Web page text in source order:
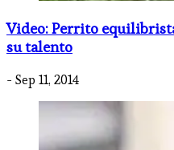
Video: Perrito
su talento
- Sep 11, 2014